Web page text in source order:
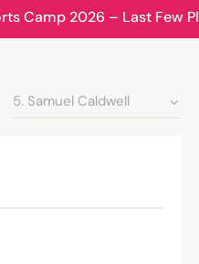
Camp 2026 – Last Few